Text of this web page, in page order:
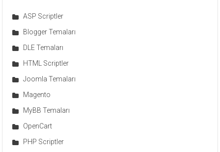
ASP Scriptler
Blogger Temaları
DLE Temaları
HTML Scriptler
Joomla Temaları
Magento
MyBB Temaları
OpenCart
PHP Scriptler